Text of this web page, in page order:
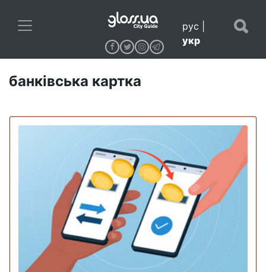
рус
укр
банківська картка